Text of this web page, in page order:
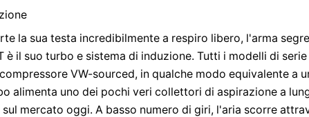
la sua testa incredibilmente a respiro libero, l'arma
è il suo turbo e sistema di induzione. Tutti i modelli di
VW-sourced, in qualche modo equivalente a
alimenta uno dei pochi veri collettori di aspirazione a
mercato oggi. A basso numero di giri, l'aria scorre